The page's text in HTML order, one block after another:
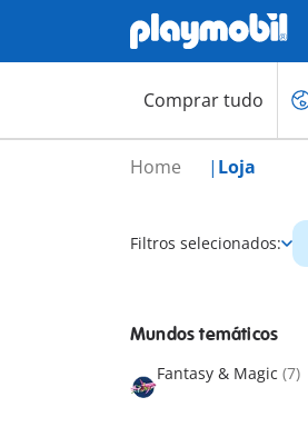
Comprar tudo
Home Loja
Filtros selecionados:
Mundos temáticos
Fantasy & Magic (7)